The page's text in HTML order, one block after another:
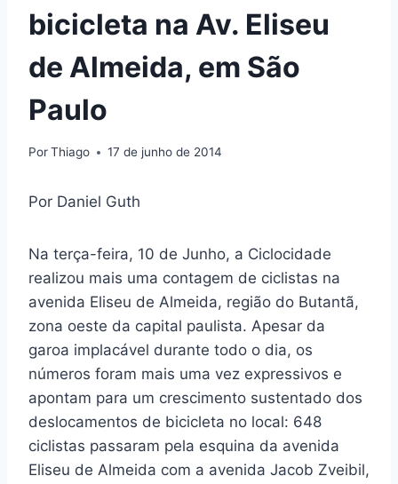
bicicleta na Av. Eliseu
de Almeida, em São
Paulo
PorThiago 17 de junho de 2014
Por Daniel Guth
Na terça-feira, 10 de Junho, a Ciclocidade
realizou mais uma contagem de ciclistas na
avenida Eliseu de Almeida, região do Butantã,
zona oeste da capital paulista. Apesar da
garoa implacável durante todo o dia, os
números foram mais uma vez expressivos e
apontam para um crescimento sustentado dos
deslocamentos de bicicleta no local: 648
ciclistas passaram pela esquina da avenida
Eliseu de Almeida com a avenida Jacob Zveibil,